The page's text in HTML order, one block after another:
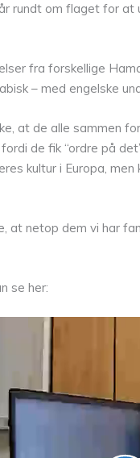
rundt om flaget for
fra forskellige
– med engelske
at de alle sammen
de fik “ordre på
kultur i Europa,
at netop dem vi har
se her: